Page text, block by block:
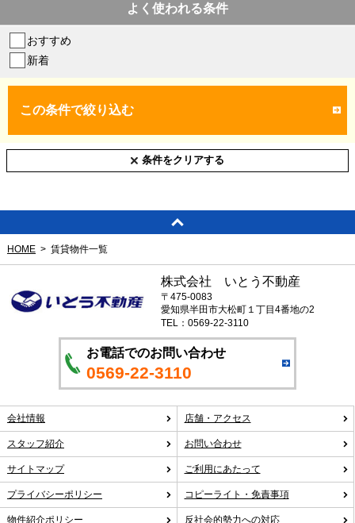
よく使われる条件
おすすめ
新着
この条件で絞り込む
条件をクリアする
HOME 賃貸物件一覧
株式会社 いとう不動産
〒475-0083
愛知県半田市大松町１丁目4番地の2
TEL：0569-22-3110
お電話でのお問い合わせ
0569-22-3110
会社情報 店舗・アクセス
スタッフ紹介 お問い合わせ
サイトマップ ご利用にあたって
プライバシーポリシー コピーライト・免責事項
物件紹介ポリシー 反社会的勢力への対応